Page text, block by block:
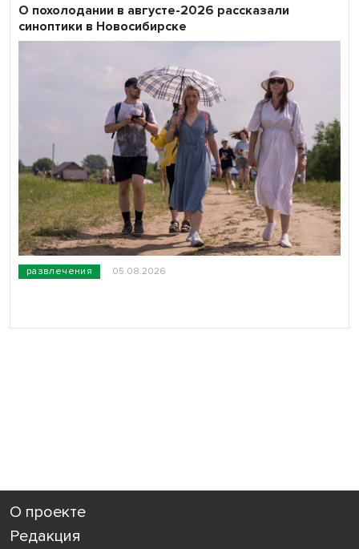
развлечения 05.08.2026
О похолодании в августе-2026 рассказали
синоптики в Новосибирске
О проекте
Редакция